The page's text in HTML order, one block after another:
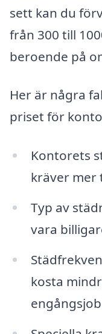
sett kan du
från 300 till
beroende på
Her är några
priset för
Kontorets
kräver mer
Typ av
vara
kosta